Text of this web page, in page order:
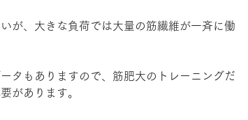
が、大きな負荷では大量の筋繊維が一斉に働
タもありますので、筋肥大のトレーニングだ
があります。